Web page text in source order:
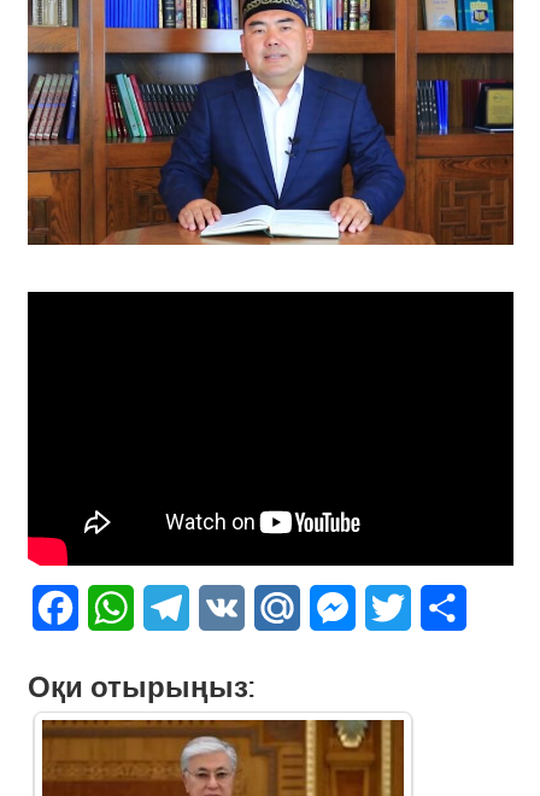
FacebookWhatsAppTelegram
VK Mail.Ru Messenger
Twitter
Оқи отырыңыз: